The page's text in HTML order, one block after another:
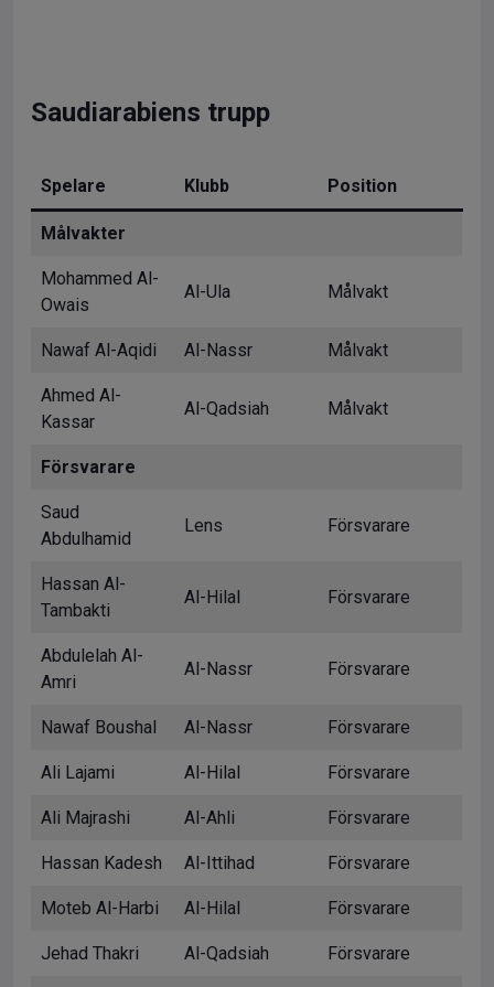
Saudiarabiens trupp
Spelare Klubb Position
Målvakter
Mohammed Al-
Owais
Al-Ula Målvakt
Nawaf Al-Aqidi Al-Nassr Målvakt
Ahmed Al-
Kassar
Al-Qadsiah Målvakt
Försvarare
Saud
Abdulhamid
Lens Försvarare
Hassan Al-
Tambakti
Al-Hilal Försvarare
Abdulelah Al-
Amri
Al-Nassr Försvarare
Nawaf Boushal Al-Nassr Försvarare
Ali Lajami Al-Hilal Försvarare
Ali Majrashi Al-Ahli Försvarare
Hassan Kadesh Al-Ittihad Försvarare
Moteb Al-Harbi Al-Hilal Försvarare
Jehad Thakri Al-Qadsiah Försvarare